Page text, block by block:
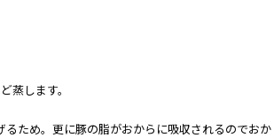
蒸します。
ため。更に豚の脂がおからに吸収されるのでおか